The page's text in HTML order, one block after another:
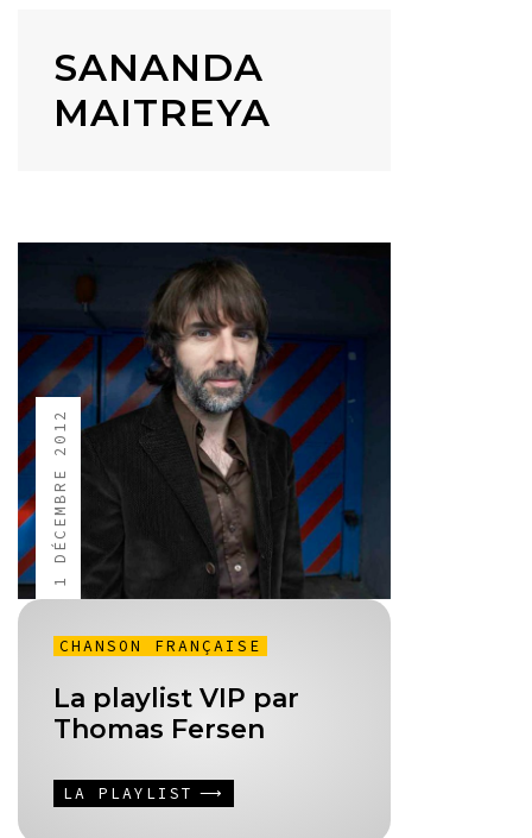
SANANDA
MAITREYA
1 DÉCEMBRE 2012
CHANSON FRANÇAISE
La playlist VIP par
Thomas Fersen
LA PLAYLIST